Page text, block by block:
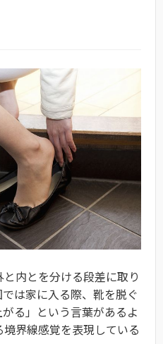
内とを分ける段差に取り
は家に入る際、靴を脱ぐ
る」という言葉があるよ
界線感覚を表現している